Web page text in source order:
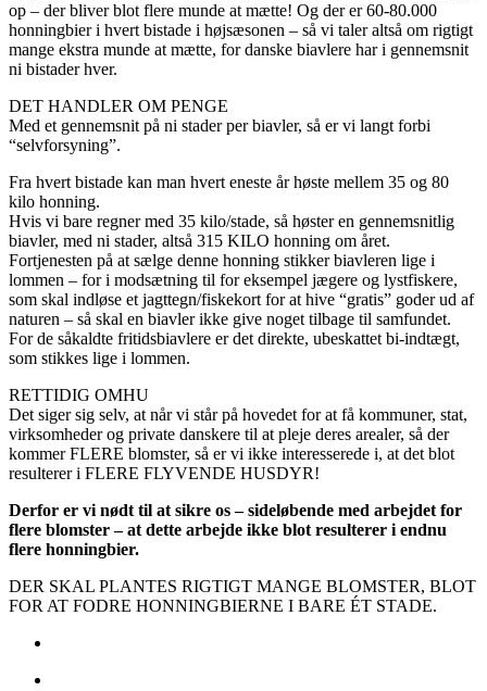
op – der bliver blot flere munde at mætte! Og der er 60-80.000
honningbier i hvert bistade i højsæsonen – så vi taler altså om rigtigt
mange ekstra munde at mætte, for danske biavlere har i gennemsnit
ni bistader hver.
DET HANDLER OM PENGE
Med et gennemsnit på ni stader per biavler, så er vi langt forbi
“selvforsyning”.
Fra hvert bistade kan man hvert eneste år høste mellem 35 og 80
kilo honning.
Hvis vi bare regner med 35 kilo/stade, så høster en gennemsnitlig
biavler, med ni stader, altså 315 KILO honning om året.
Fortjenesten på at sælge denne honning stikker biavleren lige i
lommen – for i modsætning til for eksempel jægere og lystfiskere,
som skal indløse et jagttegn/fiskekort for at hive “gratis” goder ud af
naturen – så skal en biavler ikke give noget tilbage til samfundet.
For de såkaldte fritidsbiavlere er det direkte, ubeskattet bi-indtægt,
som stikkes lige i lommen.
RETTIDIG OMHU
Det siger sig selv, at når vi står på hovedet for at få kommuner, stat,
virksomheder og private danskere til at pleje deres arealer, så der
kommer FLERE blomster, så er vi ikke interesserede i, at det blot
resulterer i FLERE FLYVENDE HUSDYR!
Derfor er vi nødt til at sikre os – sideløbende med arbejdet for
flere blomster – at dette arbejde ikke blot resulterer i endnu
flere honningbier.
DER SKAL PLANTES RIGTIGT MANGE BLOMSTER, BLOT
FOR AT FODRE HONNINGBIERNE I BARE ÉT STADE.